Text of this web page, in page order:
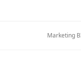
Marketing